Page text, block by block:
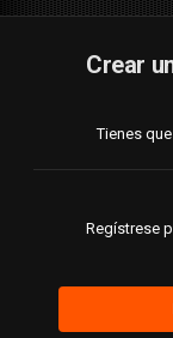
Crear
Tienes
Regístrese